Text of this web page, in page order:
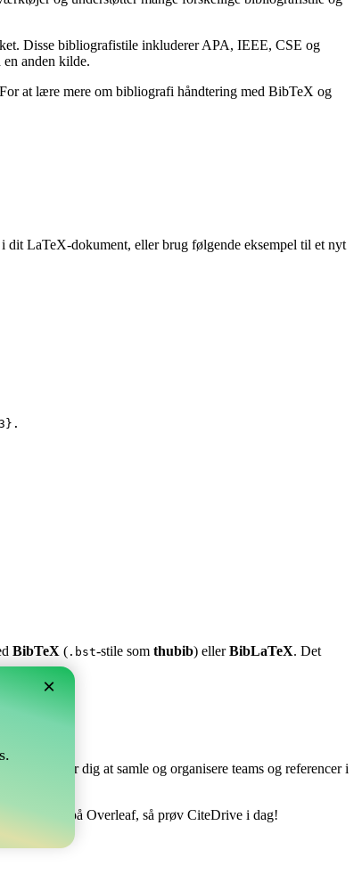
Disse bibliografistile inkluderer APA, IEEE, CSE og
anden kilde.
at lære mere om bibliografi håndtering med BibTeX og
i dit LaTeX-dokument, eller brug følgende eksempel til et nyt
}.
BibTeX ( .bst-stile som thubib) ellerBibLaTeX. Det
tillader dig at samle og organisere teams og referencer i
bibliografi på Overleaf, så prøv CiteDrive i dag!
×